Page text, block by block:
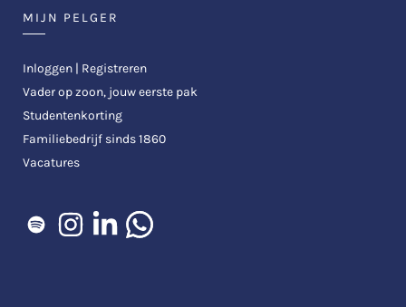
MIJN PELGER
Inloggen | Registreren
Vader op zoon, jouw eerste pak
Studentenkorting
Familiebedrijf sinds 1860
Vacatures